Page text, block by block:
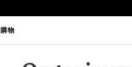
購物